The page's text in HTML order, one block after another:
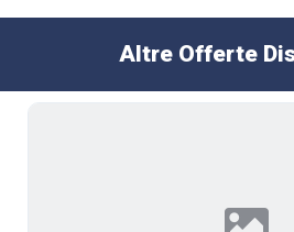
Altre Offerte